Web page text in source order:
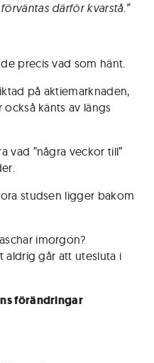
därför kvarstå.”
precis vad som hänt.
på aktiemarknaden,
känts av längs
vad ”några veckor till”
studsen ligger bakom
imorgon?
aldrig går att utesluta i
förändringar